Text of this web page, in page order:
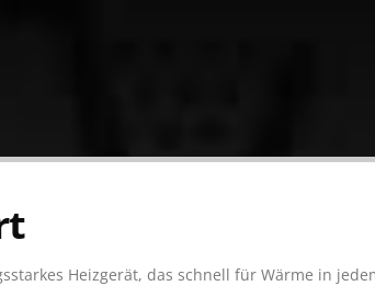
Heizgerät, das schnell für Wärme in